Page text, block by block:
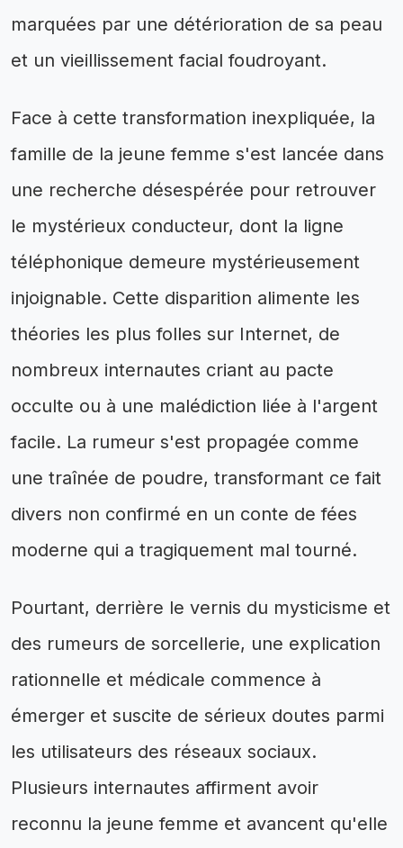
marquées par une détérioration de sa peau
et un vieillissement facial foudroyant.
Face à cette transformation inexpliquée, la
famille de la jeune femme s'est lancée dans
une recherche désespérée pour retrouver
le mystérieux conducteur, dont la ligne
téléphonique demeure mystérieusement
injoignable. Cette disparition alimente les
théories les plus folles sur Internet, de
nombreux internautes criant au pacte
occulte ou à une malédiction liée à l'argent
facile. La rumeur s'est propagée comme
une traînée de poudre, transformant ce fait
divers non confirmé en un conte de fées
moderne qui a tragiquement mal tourné.
Pourtant, derrière le vernis du mysticisme et
des rumeurs de sorcellerie, une explication
rationnelle et médicale commence à
émerger et suscite de sérieux doutes parmi
les utilisateurs des réseaux sociaux.
Plusieurs internautes affirment avoir
reconnu la jeune femme et avancent qu'elle